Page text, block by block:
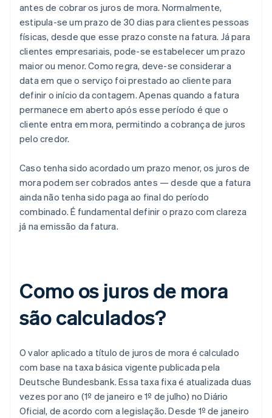
antes de cobrar os juros de mora. Normalmente,
estipula-se um prazo de 30 dias para clientes pessoas
físicas, desde que esse prazo conste na fatura. Já para
clientes empresariais, pode-se estabelecer um prazo
maior ou menor. Como regra, deve-se considerar a
data em que o serviço foi prestado ao cliente para
definir o início da contagem. Apenas quando a fatura
permanece em aberto após esse período é que o
cliente entra em mora, permitindo a cobrança de juros
pelo credor.
Caso tenha sido acordado um prazo menor, os juros de
mora podem ser cobrados antes — desde que a fatura
ainda não tenha sido paga ao final do período
combinado. É fundamental definir o prazo com clareza
já na emissão da fatura.
Como os juros de mora
são calculados?
O valor aplicado a título de juros de mora é calculado
com base na taxa básica vigente publicada pela
Deutsche Bundesbank. Essa taxa fixa é atualizada duas
vezes por ano (1º de janeiro e 1º de julho) no Diário
Oficial, de acordo com a legislação. Desde 1º de janeiro